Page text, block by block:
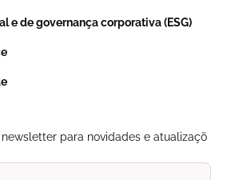
e de governança corporativa (ESG)
newsletter para novidades e atualizaçõ